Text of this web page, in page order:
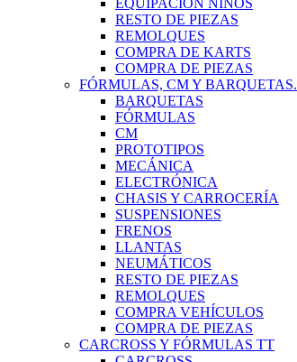
EQUIPACIÓN NIÑOS
RESTO DE PIEZAS
REMOLQUES
COMPRA DE KARTS
COMPRA DE PIEZAS
FÓRMULAS, CM Y BARQUETAS.
BARQUETAS
FÓRMULAS
CM
PROTOTIPOS
MECÁNICA
ELECTRÓNICA
CHASIS Y CARROCERÍA
SUSPENSIONES
FRENOS
LLANTAS
NEUMÁTICOS
RESTO DE PIEZAS
REMOLQUES
COMPRA VEHÍCULOS
COMPRA DE PIEZAS
CARCROSS Y FÓRMULAS TT